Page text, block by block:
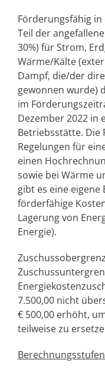
Förderungsfähig in
Teil der
30%) für Strom,
Wärme/Kälte
Dampf, die/der
gewonnen wurde)
im
Dezember 2022 in
Betriebsstätte. Die
Regelungen für
einen
sowie bei Wärme
gibt es eine
förderfähige
Lagerung von
Energie).
7.500,00 nicht
€ 500,00 erhöht,
teilweise zu